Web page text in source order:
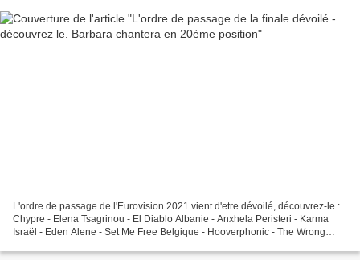
L'ordre de passage de l'Eurovision 2021 vient d'etre dévoilé, découvrez-le :
Chypre - Elena Tsagrinou - El Diablo Albanie - Anxhela Peristeri - Karma
Israël - Eden Alene - Set Me Free Belgique - Hooverphonic - The Wrong